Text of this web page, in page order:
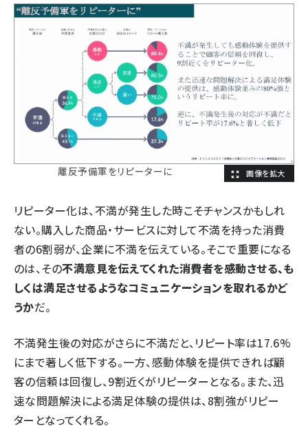
離反予備軍をリピーターに
リピーター化は、不満が発生した時こそチャンスかもしれ
ない。購入した商品・サービスに対して不満を持った消費
者の6割弱が、企業に不満を伝えている。そこで重要になる
のは、その不満意見を伝えてくれた消費者を感動させる、も
しくは満足させるようなコミュニケーションを取れるかど
うかだ。
不満発生後の対応がさらに不満だと、リピート率は17.6%
にまで著しく低下する。一方、感動体験を提供できれば顧
客の信頼は回復し、9割近くがリピーターとなる。また、迅
速な問題解決による満足体験の提供は、8割強がリピー
ターとなってくれる。